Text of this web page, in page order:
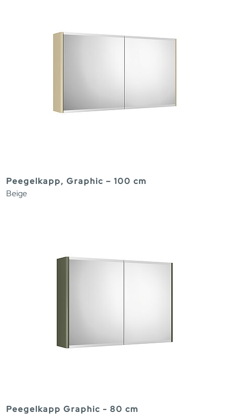
Peegelkapp, Graphic – 100 cm
Beige
Peegelkapp Graphic - 80 cm